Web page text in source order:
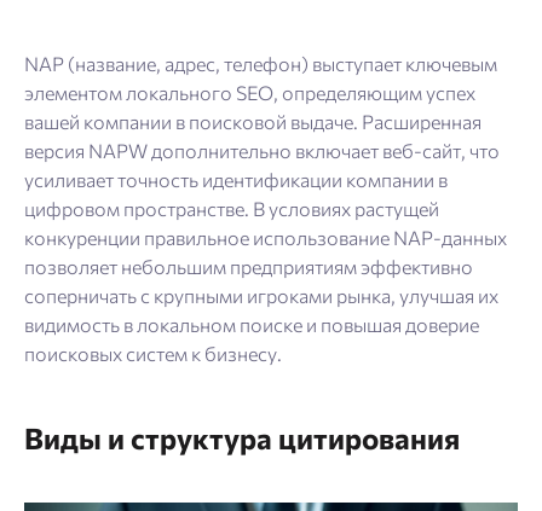
NAP (название, адрес, телефон) выступает ключевым
элементом локального SEO, определяющим успех
вашей компании в поисковой выдаче. Расширенная
версия NAPW дополнительно включает веб-сайт, что
усиливает точность идентификации компании в
цифровом пространстве. В условиях растущей
конкуренции правильное использование NAP-данных
позволяет небольшим предприятиям эффективно
соперничать с крупными игроками рынка, улучшая их
видимость в локальном поиске и повышая доверие
поисковых систем к бизнесу.
Виды и структура цитирования